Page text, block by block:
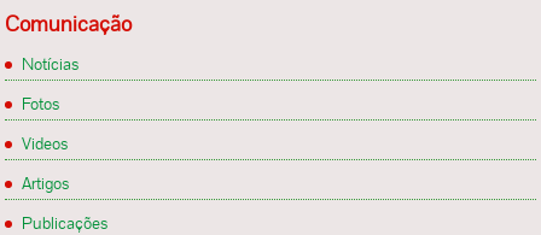
Comunicação
Notícias
Fotos
Videos
Artigos
Publicações